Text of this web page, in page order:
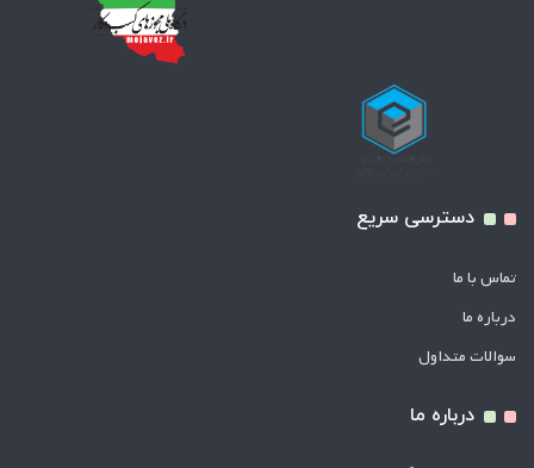
دسترسی سریع
تماس با ما
درباره ما
سوالات متداول
درباره ما